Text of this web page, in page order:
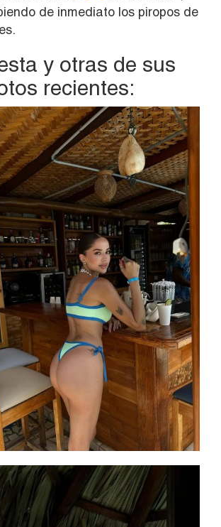
de inmediato los piropos de
y otras de sus
recientes: